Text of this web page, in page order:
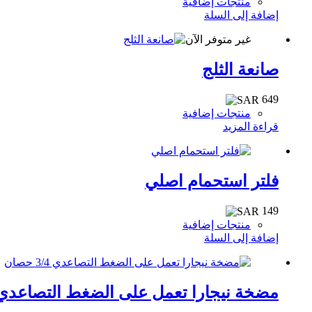
إضافة إلى السلة
غير متوفر الآن
صانعة الثلج
649
منتجات إضافية
قراءة المزيد
فلتر استحمام اصلي
149
منتجات إضافية
إضافة إلى السلة
مضخة نيجارا تعمل على الضغط التصاعدي 3/4